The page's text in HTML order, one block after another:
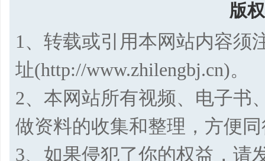
版
1、转载或引用本网站内容须
址(http://www.zhilengbj.cn)。
2、本网站所有视频、电子书
做资料的收集和整理，方便
3、如果侵犯了你的权益，请